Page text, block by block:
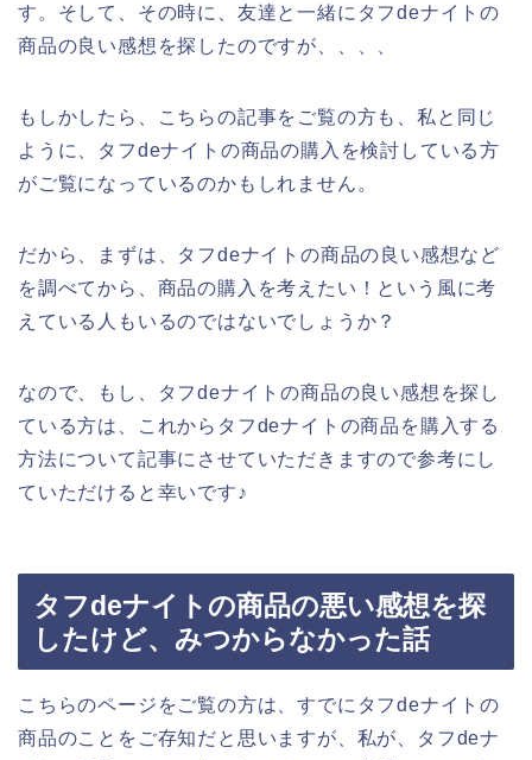
す。そして、その時に、友達と一緒にタフdeナイトの
商品の良い感想を探したのですが、、、、
もしかしたら、こちらの記事をご覧の方も、私と同じ
ように、タフdeナイトの商品の購入を検討している方
がご覧になっているのかもしれません。
だから、まずは、タフdeナイトの商品の良い感想など
を調べてから、商品の購入を考えたい！という風に考
えている人もいるのではないでしょうか？
なので、もし、タフdeナイトの商品の良い感想を探し
ている方は、これからタフdeナイトの商品を購入する
方法について記事にさせていただきますので参考にし
ていただけると幸いです♪
タフdeナイトの商品の悪い感想を探
したけど、みつからなかった話
こちらのページをご覧の方は、すでにタフdeナイトの
商品のことをご存知だと思いますが、私が、タフdeナ